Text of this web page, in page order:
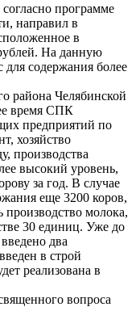
программе
направил в
в
На данную
для содержания более
района Челябинской
время СПК
предприятий по
хозяйство
производства
высокий уровень,
за год. В случае
еще 3200 коров,
производство молока,
30 единиц. Уже до
два
в строй
реализована в
вопроса